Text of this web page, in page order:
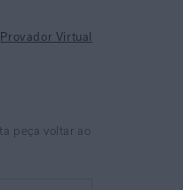
Provador Virtual